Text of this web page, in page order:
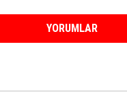
YORUMLAR